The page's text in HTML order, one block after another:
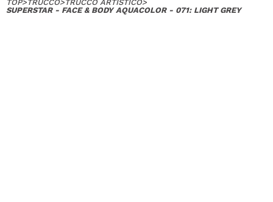
TOP>TRUCCO>TRUCCO ARTISTICO>
SUPERSTAR - FACE & BODY AQUACOLOR - 071: LIGHT GREY